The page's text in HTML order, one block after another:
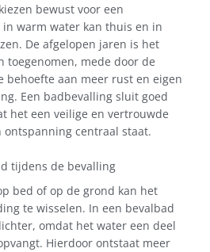
bewust voor een
warm water kan thuis en in
De afgelopen jaren is het
toegenomen, mede door de
behoefte aan meer rust en eigen
Een badbevalling sluit goed
het een veilige en vertrouwde
centraal staat.
tijdens de bevalling
bed of op de grond kan het
te wisselen. In een bevalbad
omdat het water een deel
Hierdoor ontstaat meer